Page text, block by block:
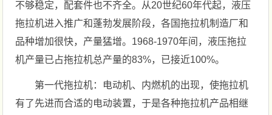
不够稳定，配套件也不齐全。从20世纪60年代起，液压
拖拉机进入推广和蓬勃发展阶段，各国拖拉机制造厂和
品种增加很快，产量猛增。1968-1970年间，液压拖拉
机产量已占拖拉机总产量的83%，已接近100%。
第一代拖拉机：电动机、内燃机的出现，使拖拉机
有了先进而合适的电动装置，于是各种拖拉机产品相继